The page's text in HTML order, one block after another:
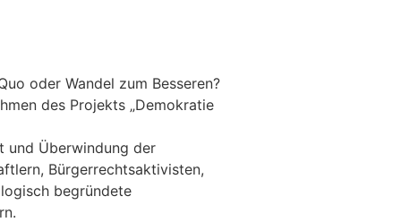
oder Wandel zum Besseren?
des Projekts „Demokratie
und Überwindung der
Bürgerrechtsaktivisten,
begründete